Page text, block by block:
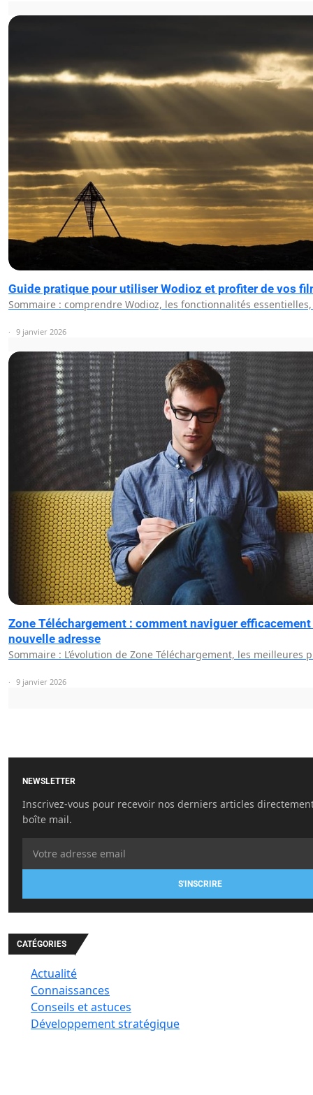
Guide pratique pour utiliser Wodioz et profiter de vos
Sommaire : comprendre Wodioz, les fonctionnalités
9 janvier 2026
Zone Téléchargement : comment naviguer efficacement
nouvelle adresse
Sommaire : L’évolution de Zone Téléchargement, les meilleures
9 janvier 2026
NEWSLETTER
Inscrivez-vous pour recevoir nos derniers articles
boîte mail.
S'INSCRIRE
CATÉGORIES
Actualité
Connaissances
Conseils et astuces
Développement stratégique